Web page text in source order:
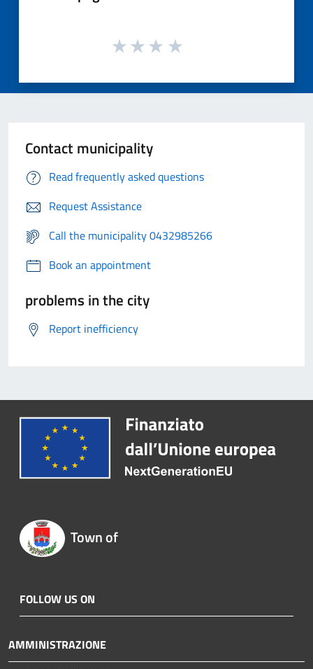
Contact municipality
Read frequently asked questions
Request Assistance
Call the municipality 0432985266
Book an appointment
problems in the city
Report inefficiency
Town of
FOLLOW US ON
AMMINISTRAZIONE